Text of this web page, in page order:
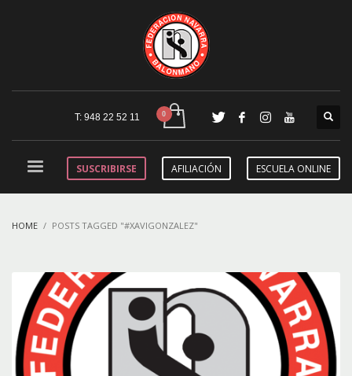
T: 948 22 52 11
SUSCRIBIRSE AFILIACIÓN ESCUELA ONLINE
HOME POSTS TAGGED "#XAVIGONZALEZ"